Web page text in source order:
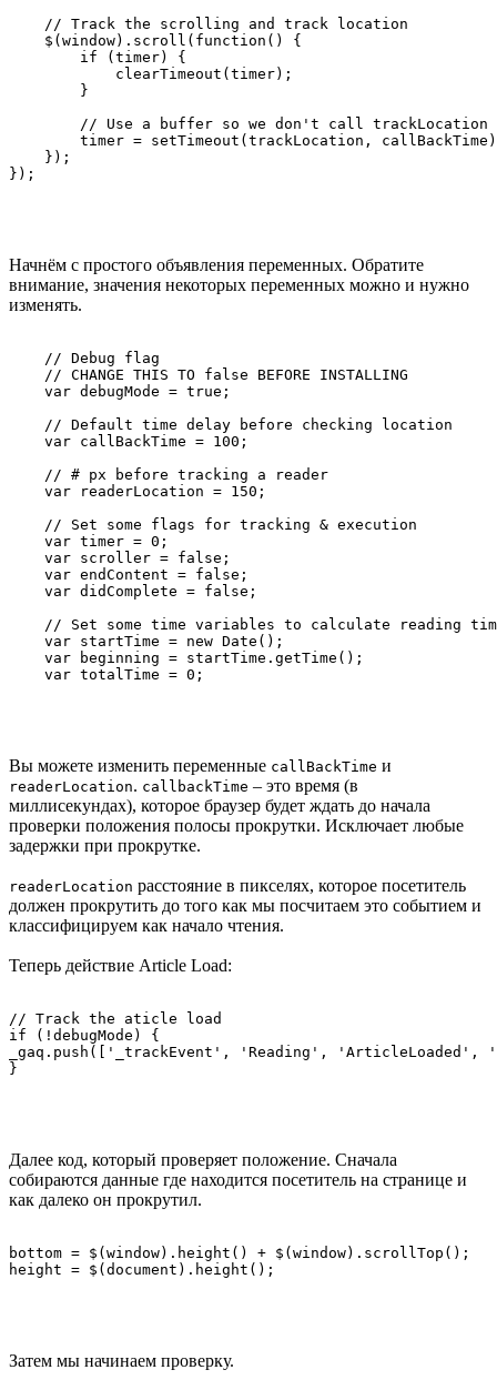
    // Track the scrolling and track location
    $(window).scroll(function() {
        if (timer) {
            clearTimeout(timer);
        }
// Use a buffer so we don't call trackLocation
timer = setTimeout(trackLocation,
    });
Начнём с простого объявления переменных. Обратите
внимание, значения некоторых переменных можно и нужно
изменять.
    // Debug flag
    // CHANGE THIS TO false BEFORE INSTALLING
    var debugMode = true;
    // Default time delay before checking location
    var callBackTime = 100;
    // # px before tracking a reader
    var readerLocation = 150;
    // Set some flags for tracking & execution
    var timer = 0;
    var scroller = false;
    var endContent = false;
    var didComplete = false;
// Set some time variables to calculate reading
    var startTime = new Date();
    var beginning = startTime.getTime();
Вы можете изменить переменные callBackTime и
readerLocation. callbackTime – это время (в
миллисекундах), которое браузер будет ждать до начала
проверки положения полосы прокрутки. Исключает любые
задержки при прокрутке.
readerLocation расстояние в пикселях, которое посетитель
должен прокрутить до того как мы посчитаем это событием и
классифицируем как начало чтения.
Теперь действие Article Load:
// Track the aticle load
if (!debugMode) {
_gaq.push(['_trackEvent', 'Reading',
Далее код, который проверяет положение. Сначала
собираются данные где находится посетитель на странице и
как далеко он прокрутил.
bottom = $(window).height() + $(window).scrollTop();
Затем мы начинаем проверку.